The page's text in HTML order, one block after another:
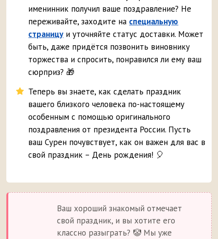
именинник получил ваше поздравление? Не
переживайте, заходите на специальную
страницуи уточняйте статус доставки. Может
быть, даже придётся позвонить виновнику
торжества и спросить, понравился ли ему ваш
сюрприз? 🎁
Теперь вы знаете, как сделать праздник
вашего близкого человека по-настоящему
особенным с помощью оригинального
поздравления от президента России. Пусть
ваш Сурен почувствует, как он важен для вас в
свой праздник – День рождения! 🎈
Ваш хороший знакомый отмечает
свой праздник, и вы хотите его
классно разыграть? 🤡 Мы уже